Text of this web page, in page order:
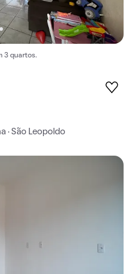
3 quartos.
· São Leopoldo